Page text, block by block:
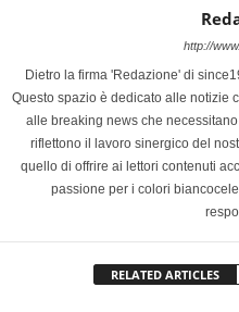
http://
Dietro la firma 'Redazione' di
Questo spazio è dedicato alle notizie
alle breaking news che
riflettono il lavoro sinergico del
quello di offrire ai lettori contenuti
passione per i colori
RELATED ARTICLES